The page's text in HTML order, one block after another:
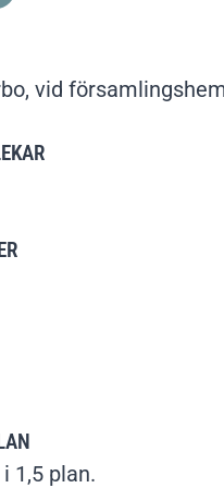
vid
1,5 plan.